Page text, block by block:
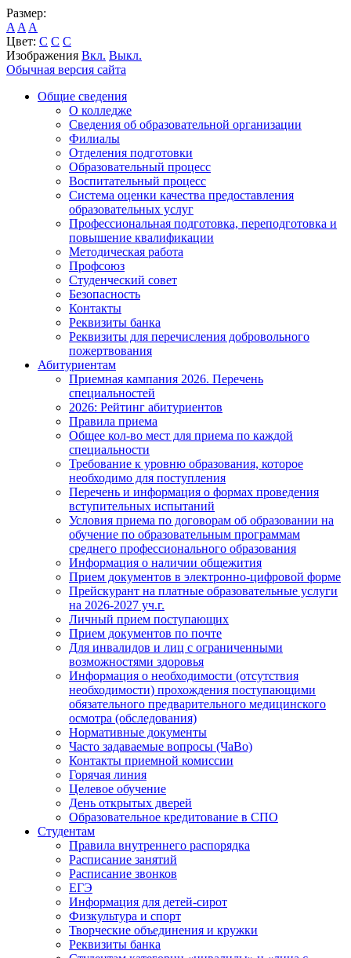
Размер:
A A A
Цвет: C C C
Изображения Вкл. Выкл.
Обычная версия сайта
Общие сведения
О колледже
Сведения об образовательной организации
Филиалы
Отделения подготовки
Образовательный процесс
Воспитательный процесс
Система оценки качества предоставления
образовательных услуг
Профессиональная подготовка, переподготовка и
повышение квалификации
Методическая работа
Профсоюз
Студенческий совет
Безопасность
Контакты
Реквизиты банка
Реквизиты для перечисления добровольного
пожертвования
Абитуриентам
Приемная кампания 2026. Перечень
специальностей
2026: Рейтинг абитуриентов
Правила приема
Общее кол-во мест для приема по каждой
специальности
Требование к уровню образования, которое
необходимо для поступления
Перечень и информация о формах проведения
вступительных испытаний
Условия приема по договорам об образовании на
обучение по образовательным программам
среднего профессионального образования
Информация о наличии общежития
Прием документов в электронно-цифровой форме
Прейскурант на платные образовательные услуги
на 2026-2027 уч.г.
Личный прием поступающих
Прием документов по почте
Для инвалидов и лиц с ограниченными
возможностями здоровья
Информация о необходимости (отсутствия
необходимости) прохождения поступающими
обязательного предварительного медицинского
осмотра (обследования)
Нормативные документы
Часто задаваемые вопросы (ЧаВо)
Контакты приемной комиссии
Горячая линия
Целевое обучение
День открытых дверей
Образовательное кредитование в СПО
Студентам
Правила внутреннего распорядка
Расписание занятий
Расписание звонков
ЕГЭ
Информация для детей-сирот
Физкультура и спорт
Творческие объединения и кружки
Реквизиты банка